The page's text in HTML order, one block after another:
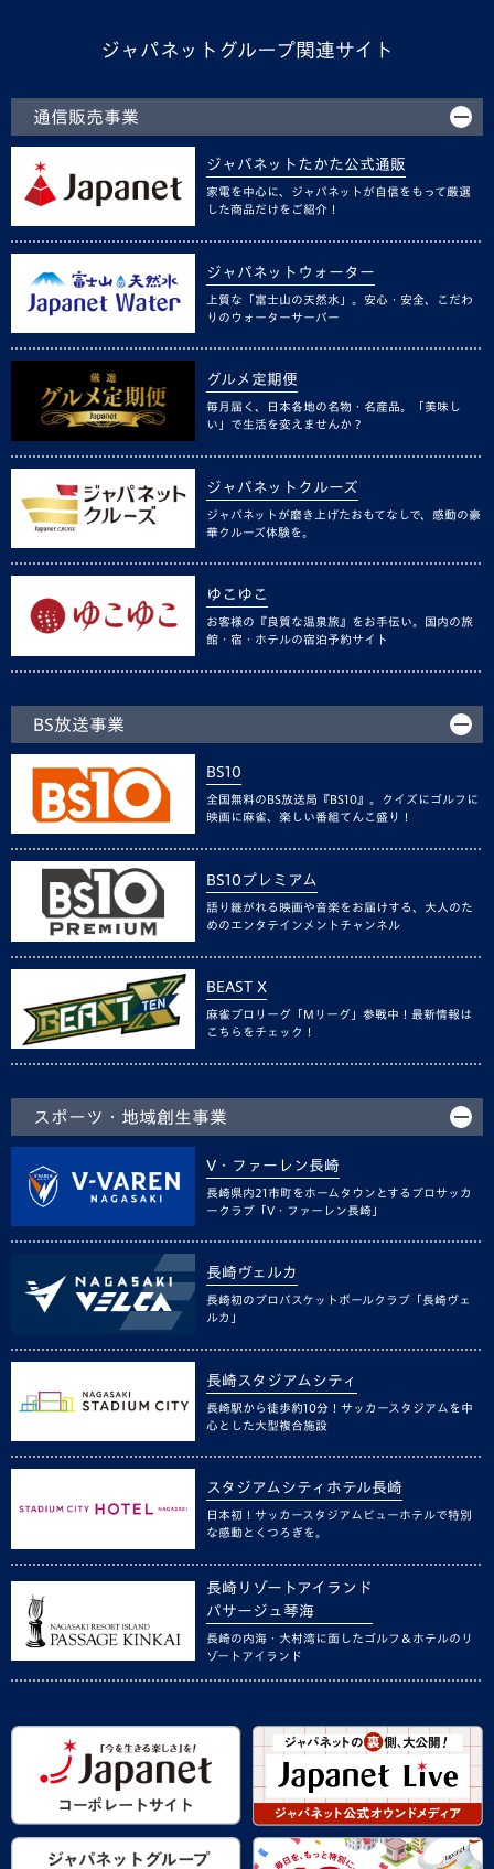
ジャパネットグループ関連サイト
通信販売事業
ジャパネットたかた公式通販
家電を中心に、ジャパネットが自信をもって厳選
した商品だけをご紹介！
ジャパネットウォーター
上質な「富士山の天然水」。安心・安全、こだわ
りのウォーターサーバー
グルメ定期便
毎月届く、日本各地の名物・名産品。「美味し
い」で生活を変えませんか？
ジャパネットクルーズ
ジャパネットが磨き上げたおもてなしで、感動の豪
華クルーズ体験を。
ゆこゆこ
お客様の『良質な温泉旅』をお手伝い。国内の旅
館・宿・ホテルの宿泊予約サイト
BS放送事業
BS10
全国無料のBS放送局『BS10』。クイズにゴルフに
映画に麻雀、楽しい番組てんこ盛り！
BS10プレミアム
語り継がれる映画や音楽をお届けする、大人のた
めのエンタテインメントチャンネル
BEAST X
麻雀プロリーグ「Mリーグ」参戦中！最新情報は
こちらをチェック！
スポーツ・地域創生事業
V・ファーレン長崎
長崎県内21市町をホームタウンとするプロサッカ
ークラブ「V・ファーレン長崎」
長崎ヴェルカ
長崎初のプロバスケットボールクラブ「長崎ヴェ
ルカ」
長崎スタジアムシティ
長崎駅から徒歩約10分！サッカースタジアムを中
心とした大型複合施設
スタジアムシティホテル長崎
日本初！サッカースタジアムビューホテルで特別
な感動とくつろぎを。
長崎リゾートアイランド
パサージュ琴海
長崎の内海・大村湾に面したゴルフ＆ホテルのリ
ゾートアイランド